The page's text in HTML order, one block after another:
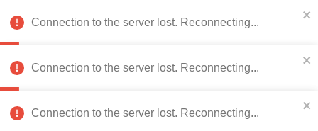
078 222 273 RU
Catalog de produse
0
Pagina principală Mobila bucatarie Chiuvete
Connection to the server lost. Reconnecting...
Connection to the server lost. Reconnecting...
Connection to the server lost. Reconnecting...